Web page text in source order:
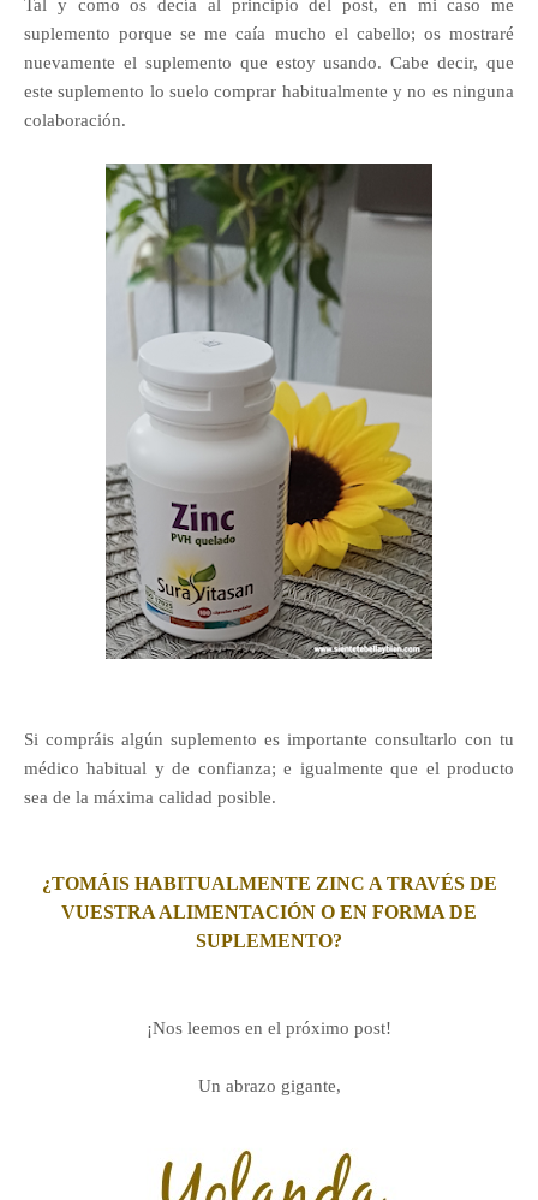
Tal y como os decía al principio del post, en mi caso me
suplemento porque se me caía mucho el cabello; os mostraré
nuevamente el suplemento que estoy usando. Cabe decir, que
este suplemento lo suelo comprar habitualmente y no es ninguna
colaboración.
Si compráis algún suplemento es importante consultarlo con tu
médico habitual y de confianza; e igualmente que el producto
sea de la máxima calidad posible.
¿TOMÁIS HABITUALMENTE ZINC A TRAVÉS DE
VUESTRA ALIMENTACIÓN O EN FORMA DE
SUPLEMENTO?
¡Nos leemos en el próximo post!
Un abrazo gigante,